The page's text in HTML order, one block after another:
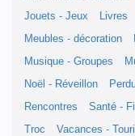
Jouets - Jeux
Livres
Meubles - décoration
Musique - Groupes
Noël - Réveillon
Rencontres
Santé -
Troc
Vacances -